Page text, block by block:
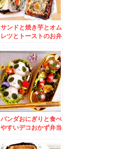
サンドと焼き芋とオム
レツとトーストのお弁
寿しクリッパー」さん
札幌の人気回転寿司に
引け全くとらない名店
です♪(*´艸`*)
パンダおにぎりと食べ
やすいデコおかず弁当
も食べた味「立ち食い